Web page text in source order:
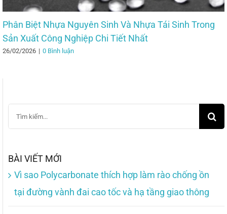
Phân Biệt Nhựa Nguyên Sinh Và Nhựa Tái Sinh Trong
Sản Xuất Công Nghiệp Chi Tiết Nhất
26/02/2026 | 0 Bình luận
Search
for:
BÀI VIẾT MỚI
Vì sao Polycarbonate thích hợp làm rào chống ồn
tại đường vành đai cao tốc và hạ tầng giao thông